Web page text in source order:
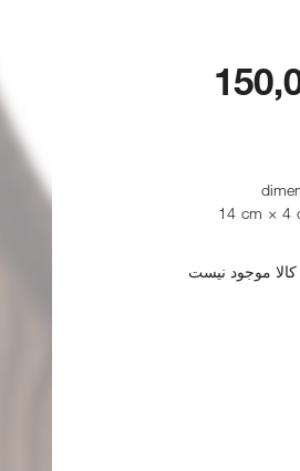
14 cm × 4
موجود نیست